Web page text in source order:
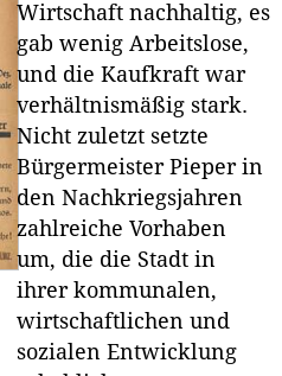
Wirtschaft nachhaltig, es
gab wenig Arbeitslose,
und die Kaufkraft war
verhältnismäßig stark.
Nicht zuletzt setzte
Bürgermeister Pieper in
den Nachkriegsjahren
zahlreiche Vorhaben
um, die die Stadt in
ihrer kommunalen,
wirtschaftlichen und
sozialen Entwicklung